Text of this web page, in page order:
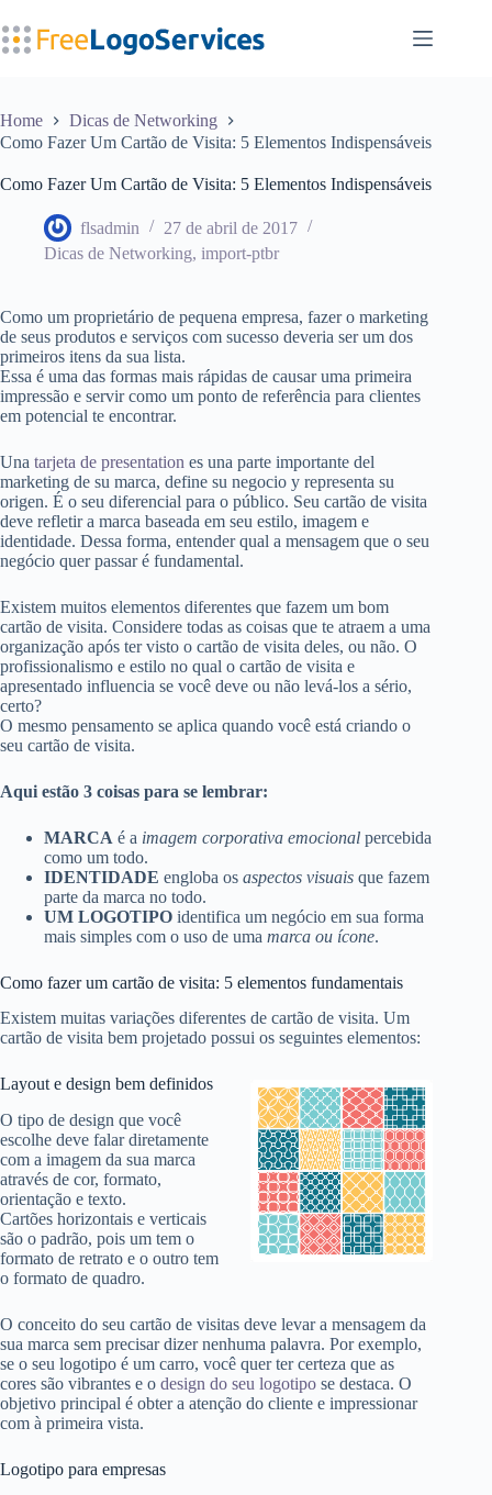
para
o
Home
Dicas de Networking
Como Fazer Um Cartão de Visita: 5 Elementos Indispensáveis
Como Fazer Um Cartão de Visita: 5 Elementos Indispensáveis
flsadmin
27 de abril de 2017
Dicas de Networking, import-ptbr
Como um proprietário de pequena empresa, fazer o marketing
de seus produtos e serviços com sucesso deveria ser um dos
primeiros itens da sua lista.
Essa é uma das formas mais rápidas de causar uma primeira
impressão e servir como um ponto de referência para clientes
em potencial te encontrar.
Una tarjeta de presentation es una parte importante del
marketing de su marca, define su negocio y representa su
origen. É o seu diferencial para o público. Seu cartão de visita
deve refletir a marca baseada em seu estilo, imagem e
identidade. Dessa forma, entender qual a mensagem que o seu
negócio quer passar é fundamental.
Existem muitos elementos diferentes que fazem um bom
cartão de visita. Considere todas as coisas que te atraem a uma
organização após ter visto o cartão de visita deles, ou não. O
profissionalismo e estilo no qual o cartão de visita e
apresentado influencia se você deve ou não levá-los a sério,
certo?
O mesmo pensamento se aplica quando você está criando o
seu cartão de visita.
Aqui estão 3 coisas para se lembrar:
MARCA é a imagem corporativa emocional percebida
como um todo.
IDENTIDADE engloba os aspectos visuais que fazem
parte da marca no todo.
UM LOGOTIPO identifica um negócio em sua forma
mais simples com o uso de uma marca ou ícone.
Como fazer um cartão de visita: 5 elementos fundamentais
Existem muitas variações diferentes de cartão de visita. Um
cartão de visita bem projetado possui os seguintes elementos:
Layout e design bem definidos
O tipo de design que você
escolhe deve falar diretamente
com a imagem da sua marca
através de cor, formato,
orientação e texto.
Cartões horizontais e verticais
são o padrão, pois um tem o
formato de retrato e o outro tem
o formato de quadro.
O conceito do seu cartão de visitas deve levar a mensagem da
sua marca sem precisar dizer nenhuma palavra. Por exemplo,
se o seu logotipo é um carro, você quer ter certeza que as
cores são vibrantes e o design do seu logotipo se destaca. O
objetivo principal é obter a atenção do cliente e impressionar
com à primeira vista.
Logotipo para empresas